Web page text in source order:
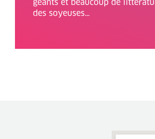
géants et beaucoup de
des soyeuses…